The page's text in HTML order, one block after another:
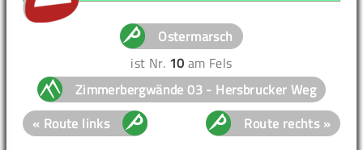
Ostermarsch
ist Nr. 10 am Fels
Zimmerbergwände 03 - Hersbrucker Weg
« Route links
Route rechts »